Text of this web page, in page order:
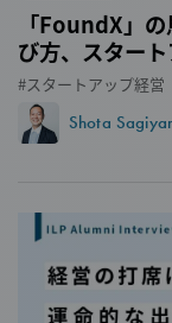
「FoundX」
び方、スター
スタートアップ経営
Shota